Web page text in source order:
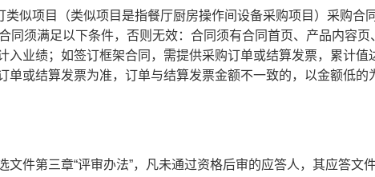
似项目（类似项目是指餐厅厨房操作间设备采购项目）采购合
同须满足以下条件，否则无效：合同须有合同首页、产品内容页
业绩；如签订框架合同，需提供采购订单或结算发票，累计值
单或结算发票为准，订单与结算发票金额不一致的，以金额低的
件第三章“评审办法”，凡未通过资格后审的应答人，其应答文